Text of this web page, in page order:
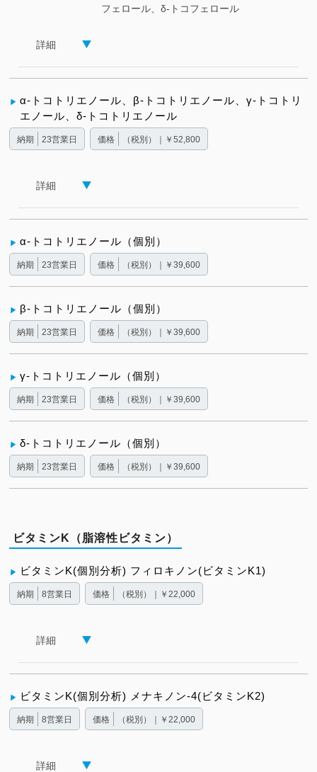
フェロール、δ-トコフェロール
詳細
α-トコトリエノール、β-トコトリエノール、γ-トコトリ
エノール、δ-トコトリエノール
納期 23営業日 価格 （税別）｜￥52,800
詳細
α-トコトリエノール（個別）
納期 23営業日 価格 （税別）｜￥39,600
β-トコトリエノール（個別）
納期 23営業日 価格 （税別）｜￥39,600
γ-トコトリエノール（個別）
納期 23営業日 価格 （税別）｜￥39,600
δ-トコトリエノール（個別）
納期 23営業日 価格 （税別）｜￥39,600
ビタミンK（脂溶性ビタミン）
ビタミンK(個別分析) フィロキノン(ビタミンK1)
納期 8営業日 価格 （税別）｜￥22,000
詳細
ビタミンK(個別分析) メナキノン-4(ビタミンK2)
納期 8営業日 価格 （税別）｜￥22,000
詳細